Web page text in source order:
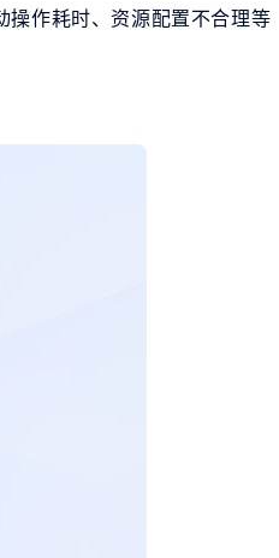
操作耗时、资源配置不合理等